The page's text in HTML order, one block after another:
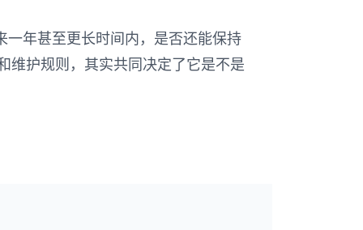
一年甚至更长时间内，是否还能保持
维护规则，其实共同决定了它是不是